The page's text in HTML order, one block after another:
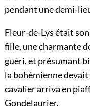
pendant une demi-
Fleur-de-Lys était
fille, une charmante
guéri, et présumant
la bohémienne
cavalier arriva en
Gondelaurier.